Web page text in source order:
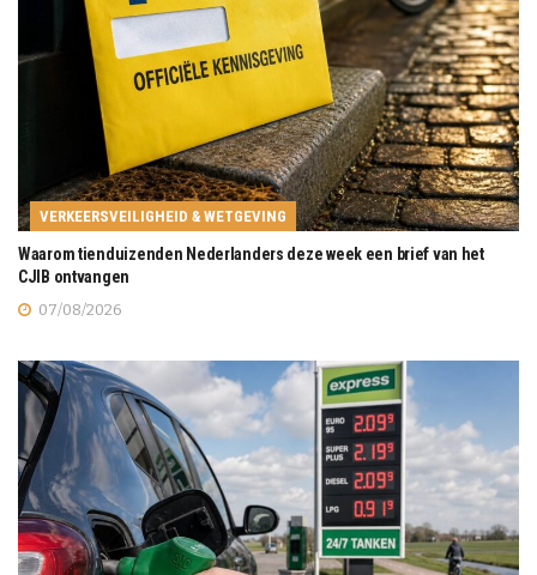
VERKEERSVEILIGHEID & WETGEVING
Waarom tienduizenden Nederlanders deze week een brief van het
CJIB ontvangen
07/08/2026